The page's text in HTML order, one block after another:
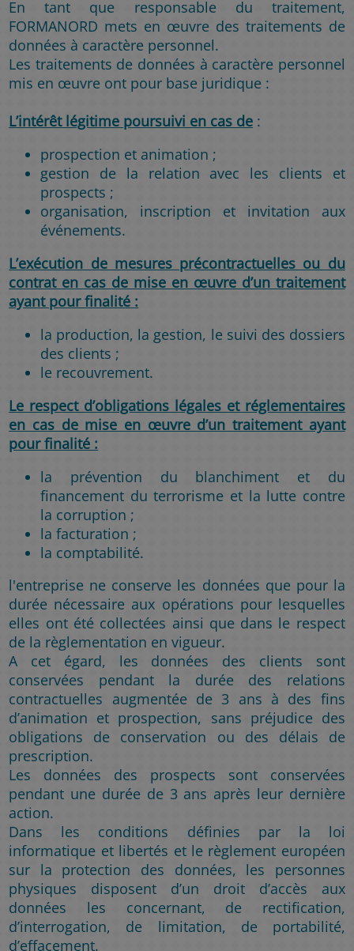
En tant que responsable du traitement,
FORMANORD mets en œuvre des traitements de
données à caractère personnel.
Les traitements de données à caractère personnel
mis en œuvre ont pour base juridique :
L’intérêt légitime poursuivi en cas de :
prospection et animation ;
gestion de la relation avec les clients et
prospects ;
organisation, inscription et invitation aux
événements.
L’exécution de mesures précontractuelles ou du
contrat en cas de mise en œuvre d’un traitement
ayant pour finalité :
la production, la gestion, le suivi des dossiers
des clients ;
le recouvrement.
Le respect d’obligations légales et réglementaires
en cas de mise en œuvre d’un traitement ayant
pour finalité :
la prévention du blanchiment et du
financement du terrorisme et la lutte contre
la corruption ;
la facturation ;
la comptabilité.
l'entreprise ne conserve les données que pour la
durée nécessaire aux opérations pour lesquelles
elles ont été collectées ainsi que dans le respect
de la règlementation en vigueur.
A cet égard, les données des clients sont
conservées pendant la durée des relations
contractuelles augmentée de 3 ans à des fins
d’animation et prospection, sans préjudice des
obligations de conservation ou des délais de
prescription.
Les données des prospects sont conservées
pendant une durée de 3 ans après leur dernière
action.
Dans les conditions définies par la loi
informatique et libertés et le règlement européen
sur la protection des données, les personnes
physiques disposent d’un droit d’accès aux
données les concernant, de rectification,
d’interrogation, de limitation, de portabilité,
d’effacement.